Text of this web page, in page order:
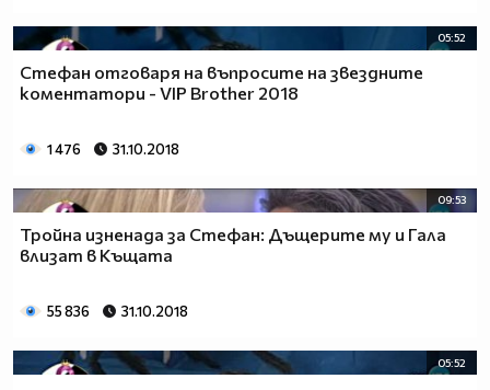
05:52
Стефан отговаря на въпросите на звездните
коментатори - VIP Brother 2018
1 476 31.10.2018
09:53
Тройна изненада за Стефан: Дъщерите му и Гала
влизат в Къщата
55 836 31.10.2018
05:52